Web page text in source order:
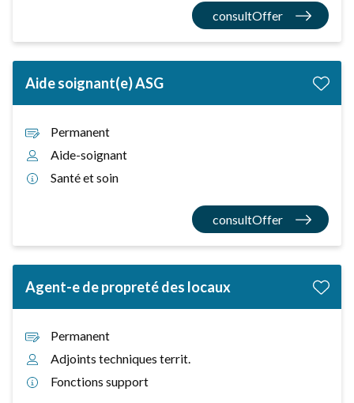
consultOffer
Aide soignant(e) ASG
Permanent
Aide-soignant
Santé et soin
consultOffer
Agent-e de propreté des locaux
Permanent
Adjoints techniques territ.
Fonctions support